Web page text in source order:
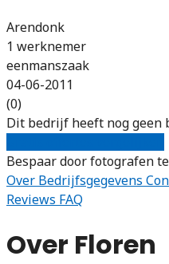
Arendonk
1 werknemer
eenmanszaak
04-06-2011
(0)
Dit bedrijf heeft nog geen
Bespaar door fotografen
Over Bedrijfsgegevens
Reviews FAQ
Over Floren